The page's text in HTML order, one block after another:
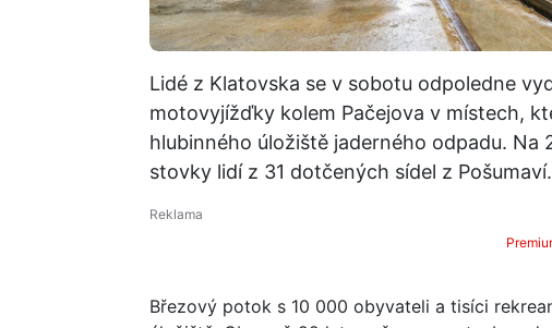
Lidé z Klatovska se v sobotu odpoledne
motovyjížďky kolem Pačejova v místech,
hlubinného úložiště jaderného odpadu.
stovky lidí z 31 dotčených sídel z
Březový potok s 10 000 obyvateli a tisíci